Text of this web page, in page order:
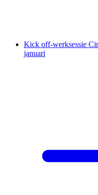
Kick off-werksessie
januari